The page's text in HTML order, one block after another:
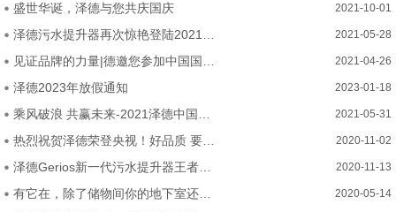
盛世华诞，泽德与您共庆国庆 2021-10-01
泽德污水提升器再次惊艳登陆2021中国厨卫展 2021-05-28
见证品牌的力量|德邀您参加中国国际厨房、卫浴设施展览会 2021-04-26
泽德2023年放假通知 2023-01-18
乘风破浪 共赢未来-2021泽德中国经销商大会圆满召开 2021-05-31
热烈祝贺泽德荣登央视！好品质 要排水 选泽德！ 2020-11-02
泽德Gerios新一代污水提升器王者问世—五大硬核突破！ 2020-11-13
有它在，除了储物间你的地下室还可以这么装 2020-05-14